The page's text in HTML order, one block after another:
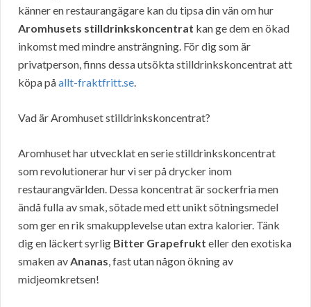
känner en restaurangägare kan du tipsa din vän om hur
Aromhusets stilldrinkskoncentrat kan ge dem en ökad
inkomst med mindre ansträngning. För dig som är
privatperson, finns dessa utsökta stilldrinkskoncentrat att
köpa påallt-fraktfritt.se.
Vad är Aromhuset stilldrinkskoncentrat?
Aromhuset har utvecklat en serie stilldrinkskoncentrat
som revolutionerar hur vi ser på drycker inom
restaurangvärlden. Dessa koncentrat är sockerfria men
ändå fulla av smak, sötade med ett unikt sötningsmedel
som ger en rik smakupplevelse utan extra kalorier. Tänk
dig en läckert syrlig Bitter Grapefrukt eller den exotiska
smaken avAnanas, fast utan någon ökning av
midjeomkretsen!